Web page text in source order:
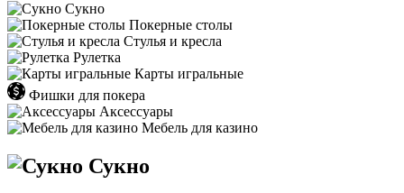
Сукно
Покерные столы
Стулья и кресла
Рулетка
Карты игральные
Фишки для покера
Аксессуары
Мебель для казино
Сукно